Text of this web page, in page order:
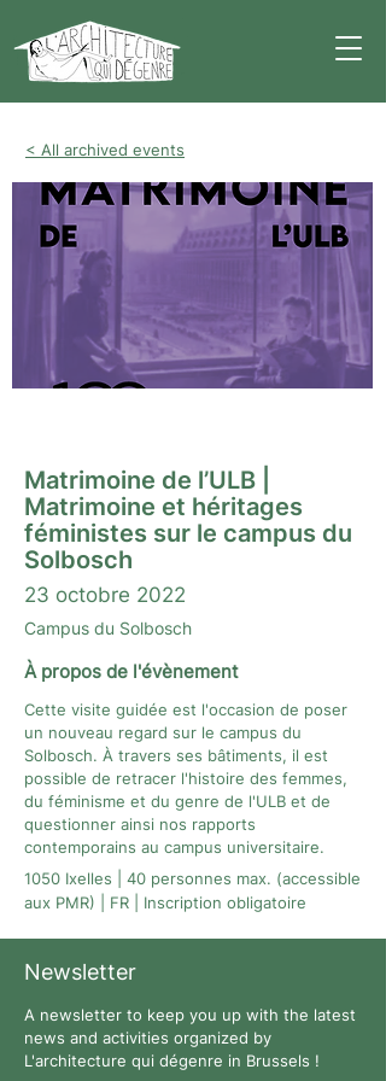
< All archived events
Matrimoine de l’ULB |
Matrimoine et héritages
féministes sur le campus du
Solbosch
23 octobre 2022
Campus du Solbosch
À propos de l'évènement
Cette visite guidée est l'occasion de poser
un nouveau regard sur le campus du
Solbosch. À travers ses bâtiments, il est
possible de retracer l'histoire des femmes,
du féminisme et du genre de l'ULB et de
questionner ainsi nos rapports
contemporains au campus universitaire.
1050 Ixelles | 40 personnes max. (accessible
aux PMR) | FR | Inscription obligatoire
Newsletter
A newsletter to keep you up with the latest
news and activities organized by
L'architecture qui dégenre in Brussels !